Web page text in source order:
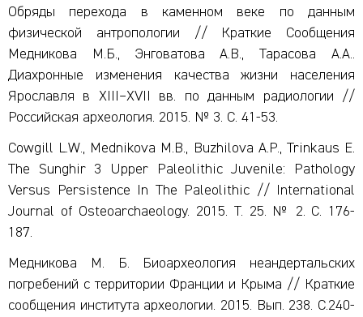
Обряды перехода в каменном веке по данным
физической антропологии // Краткие Сообщения
Медникова М.Б., Энговатова А.В., Тарасова А.А..
Диахронные изменения качества жизни населения
Ярославля в XIII–XVII вв. по данным радиологии //
Российская археология. 2015. № 3. С. 41-53.
Cowgill L.W., Mednikova M.B., Buzhilova A.P., Trinkaus E.
The Sunghir 3 Upper Paleolithic Juvenile: Pathology
Versus Persistence In The Paleolithic // International
Journal of Osteoarchaeology. 2015. Т. 25. № 2. С. 176-
187.
Медникова М. Б. Биоархеология неандертальских
погребений с территории Франции и Крыма // Краткие
сообщения института археологии. 2015. Вып. 238. С.240-